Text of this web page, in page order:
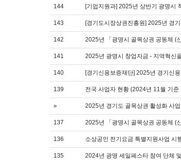
144 [기업지원과] 2025년 상반기 광명시
143 [경기도시장상권진흥원] 2025년 경
142 2025년 「광명시 골목상권 공동체 (
141 2025년 광명시 창업자금 - 지역혁신
140 [경기신용보증재단] 2025년 경기신
139 전국 사업자 현황 (2024년 11월 기
» 2025년 경기도 골목상권 활성화 사
137 2025년 「광명시 골목상권 공동체 (
136 소상공인 전기요금 특별지원사업 시
135 2024년 광명 세일페스타 참여 단체